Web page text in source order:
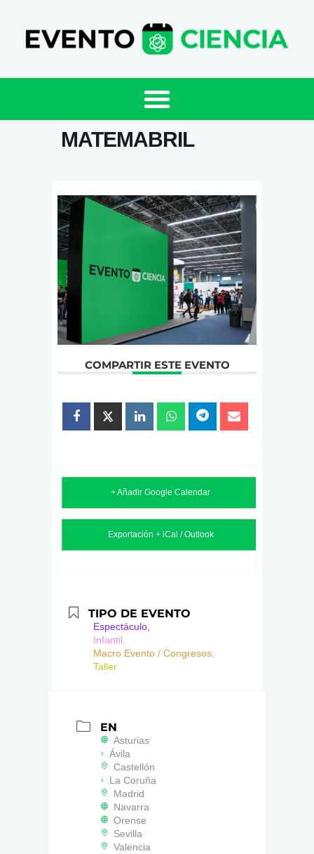
MATEMABRIL
COMPARTIR ESTE EVENTO
+ Añadir Google Calendar
Exportación + iCal / Outlook
TIPO DE EVENTO
Espectáculo,
Infantil,
Macro Evento / Congresos,
Taller
EN
Asturias
Ávila
Castellón
La Coruña
Madrid
Navarra
Orense
Sevilla
Valencia